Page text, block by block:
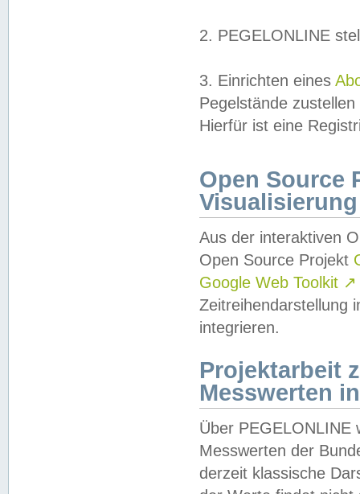
2. PEGELONLINE
3. Einrichten eines
Pegelstände
Hierfür ist eine
Open Source
Visualisierung
Aus der interaktiven
Open Source Projekt
Google Web Toolkit ↗
Zeitreihendarstellung
integrieren.
Projektarbeit
Messwerten
Über PEGELONLINE
Messwerten der
derzeit klassische